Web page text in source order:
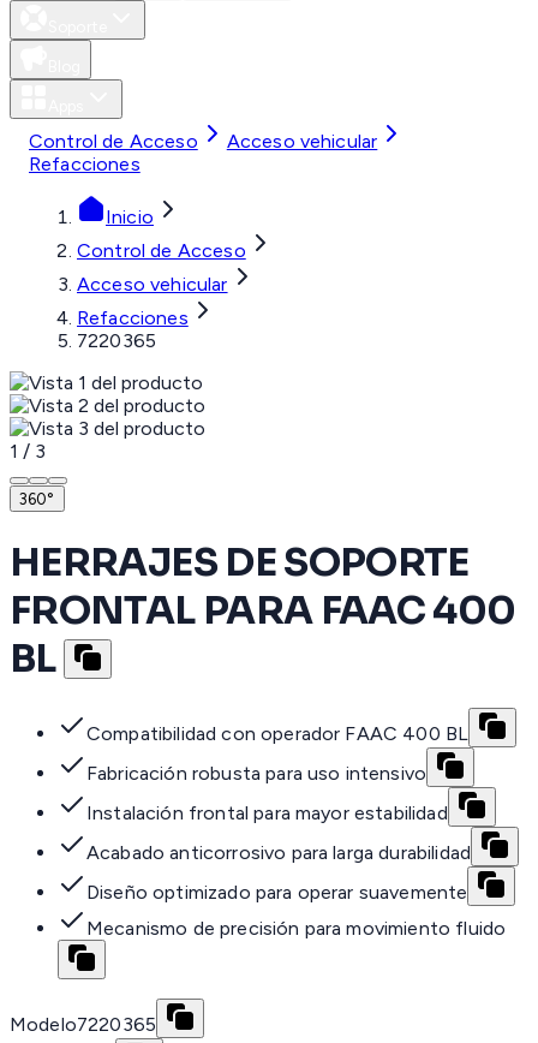
Control de Acceso
Acceso vehicular
Refacciones
Inicio
Control de Acceso
Acceso vehicular
Refacciones
7220365
1 / 3
360°
HERRAJES DE SOPORTE
FRONTAL PARA FAAC 400
BL
Compatibilidad con operador FAAC 400 BL
Fabricación robusta para uso intensivo
Instalación frontal para mayor estabilidad
Acabado anticorrosivo para larga durabilidad
Diseño optimizado para operar suavemente
Mecanismo de precisión para movimiento fluido
Modelo7220365